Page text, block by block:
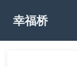
幸福桥